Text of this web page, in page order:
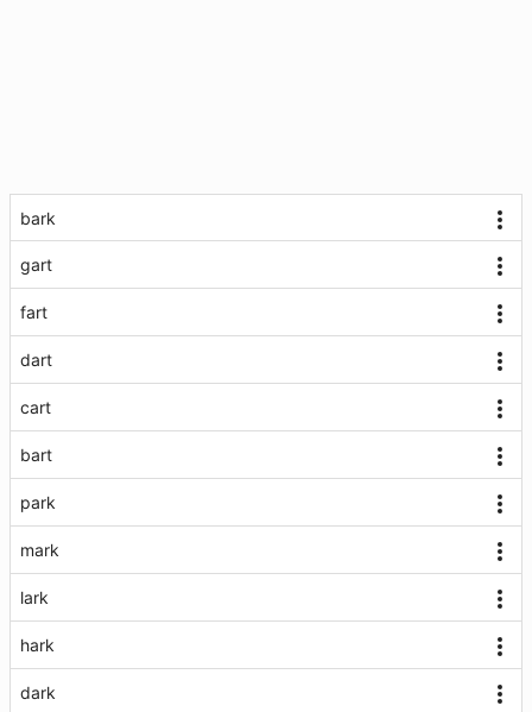
bark
gart
fart
dart
cart
bart
park
mark
lark
hark
dark